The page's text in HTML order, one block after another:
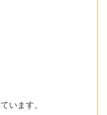
います。